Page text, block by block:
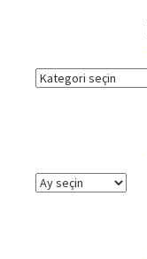
KATEGORİLER
ARŞİVLER